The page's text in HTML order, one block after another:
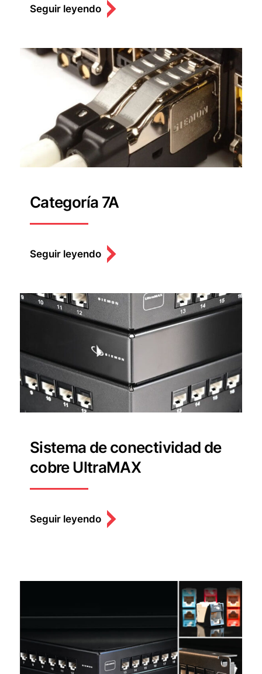
Seguir leyendo
Categoría 7A
Seguir leyendo
Sistema de conectividad de
cobre UltraMAX
Seguir leyendo